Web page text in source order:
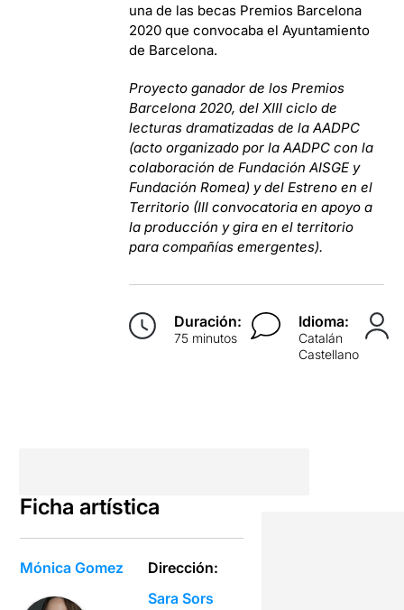
una de las becas Premios Barcelona
2020 que convocaba el Ayuntamiento
de Barcelona.
Proyecto ganador de los Premios
Barcelona 2020, del XIII ciclo de
lecturas dramatizadas de la AADPC
(acto organizado por la AADPC con la
colaboración de Fundación AISGE y
Fundación Romea) y del Estreno en el
Territorio (III convocatoria en apoyo a
la producción y gira en el territorio
para compañías emergentes).
Duración:
75 minutos
Idioma:
Catalán
Castellano
Ficha artística
Mónica Gomez
Dirección:
Sara Sors